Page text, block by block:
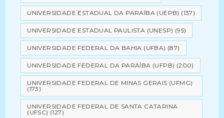
UNIVERSIDADE ESTADUAL DA PARAÍBA (UEPB) (137)
UNIVERSIDADE ESTADUAL PAULISTA (UNESP) (95)
UNIVERSIDADE FEDERAL DA BAHIA (UFBA) (87)
UNIVERSIDADE FEDERAL DA PARAÍBA (UFPB) (200)
UNIVERSIDADE FEDERAL DE MINAS GERAIS (UFMG)
(173)
UNIVERSIDADE FEDERAL DE SANTA CATARINA
(UFSC) (127)